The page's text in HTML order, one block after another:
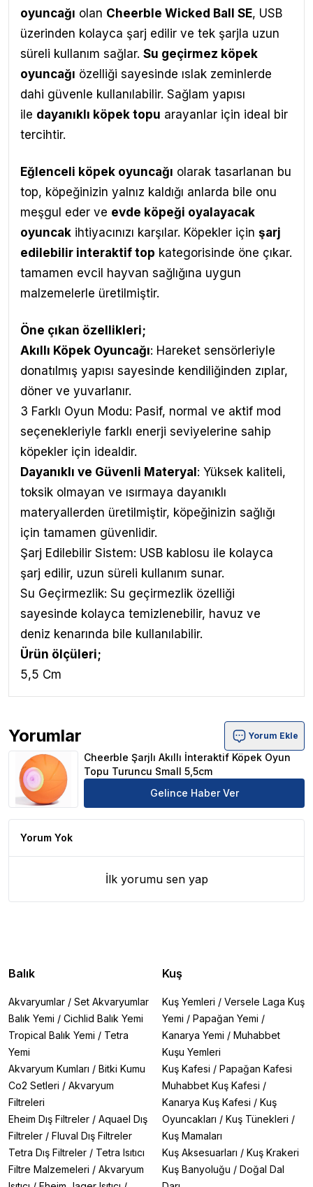
oyuncağı olan Cheerble Wicked Ball SE, USB
üzerinden kolayca şarj edilir ve tek şarjla uzun
süreli kullanım sağlar. Su geçirmez köpek
oyuncağı özelliği sayesinde ıslak zeminlerde
dahi güvenle kullanılabilir. Sağlam yapısı
ile dayanıklı köpek topu arayanlar için ideal bir
tercihtir.
Eğlenceli köpek oyuncağı olarak tasarlanan bu
top, köpeğinizin yalnız kaldığı anlarda bile onu
meşgul eder ve evde köpeği oyalayacak
oyuncak ihtiyacınızı karşılar. Köpekler için şarj
edilebilir interaktif top kategorisinde öne çıkar.
tamamen evcil hayvan sağlığına uygun
malzemelerle üretilmiştir.
Öne çıkan özellikleri;
Akıllı Köpek Oyuncağı: Hareket sensörleriyle
donatılmış yapısı sayesinde kendiliğinden zıplar,
döner ve yuvarlanır.
3 Farklı Oyun Modu: Pasif, normal ve aktif mod
seçenekleriyle farklı enerji seviyelerine sahip
köpekler için idealdir.
Dayanıklı ve Güvenli Materyal : Yüksek kaliteli,
toksik olmayan ve ısırmaya dayanıklı
materyallerden üretilmiştir, köpeğinizin sağlığı
için tamamen güvenlidir.
Şarj Edilebilir Sistem: USB kablosu ile kolayca
şarj edilir, uzun süreli kullanım sunar.
Su Geçirmezlik: Su geçirmezlik özelliği
sayesinde kolayca temizlenebilir, havuz ve
deniz kenarında bile kullanılabilir.
Ürün ölçüleri;
5,5 Cm
Yorumlar
Cheerble Şarjlı Akıllı İnteraktif Köpek Oyun Topu
Yorum Ekle
Cheerble Şarjlı Akıllı İnteraktif Köpek Oyun
Topu Turuncu Small 5,5cm
Gelince Haber Ver
Yorum Yok
İlk yorumu sen yap
Balık
Akvaryumlar / Set Akvaryumlar
Balık Yemi / Cichlid Balık Yemi
Tropical Balık Yemi / Tetra
Yemi
Akvaryum Kumları / Bitki Kumu
Co2 Setleri / Akvaryum
Filtreleri
Eheim Dış Filtreler / Aquael Dış
Filtreler / Fluval Dış Filtreler
Tetra Dış Filtreler / Tetra Isıtıcı
Filtre Malzemeleri / Akvaryum
Kuş
Kuş Yemleri / Versele Laga Kuş
Yemi / Papağan Yemi /
Kanarya Yemi / Muhabbet
Kuşu Yemleri
Kuş Kafesi / Papağan Kafesi
Muhabbet Kuş Kafesi /
Kanarya Kuş Kafesi / Kuş
Oyuncakları / Kuş Tünekleri /
Kuş Mamaları
Kuş Aksesuarları / Kuş Krakeri
Kuş Banyoluğu / Doğal Dal